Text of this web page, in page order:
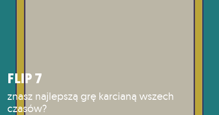
FLIP 7
znasz najlepszą grę karcianą wszech
czasów?